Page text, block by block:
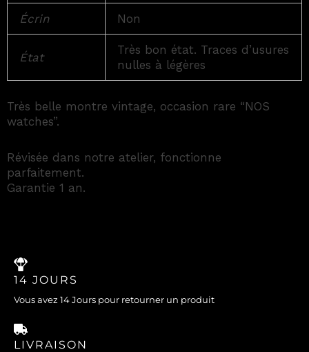
Écrin Non
État
Très bon état. Traces d’usures
nulles à légères
Très belle montre vintage, occasion rare “NOS
watches”.
Révisée dans notre atelier, fonctionne
parfaitement.
Garantie 1 an.
14 JOURS
Vous avez 14 Jours pour retourner un produit
LIVRAISON